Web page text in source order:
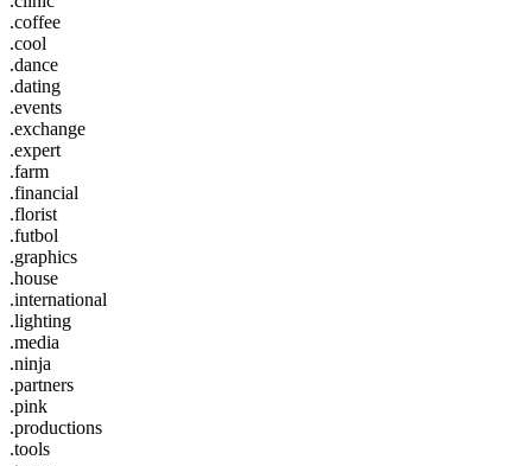
.coffee
.cool
.dance
.dating
.events
.exchange
.expert
.farm
.financial
.florist
.futbol
.graphics
.house
.international
.lighting
.media
.ninja
.partners
.pink
.productions
.tools